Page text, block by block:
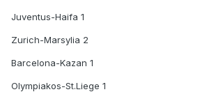
Juventus-Haifa 1
Zurich-Marsylia 2
Barcelona-Kazan 1
Olympiakos-St.Liege 1